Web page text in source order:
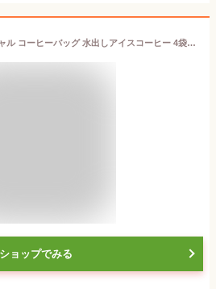
UCC ゴールドスペシャル コーヒーバッグ 水出しアイスコーヒー 4袋×3個
ショップでみる